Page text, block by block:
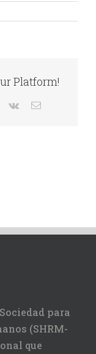
Platform!
Pinterest
Vk
Correo
para
(SHRM-
que